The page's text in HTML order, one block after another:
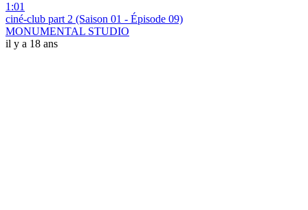
1:01
ciné-club part 2 (Saison 01 - Épisode 09)
MONUMENTAL STUDIO
il y a 18 ans